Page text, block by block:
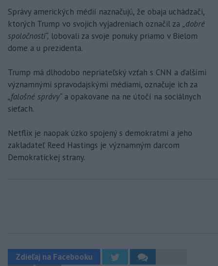
Správy amerických médií naznačujú, že obaja uchádzači,
ktorých Trump vo svojich vyjadreniach označil za „dobré
spoločnosti“, lobovali za svoje ponuky priamo v Bielom
dome a u prezidenta.
Trump má dlhodobo nepriateľský vzťah s CNN a ďalšími
významnými spravodajskými médiami, označuje ich za
„falošné správy“ a opakovane na ne útočí na sociálnych
sieťach.
Netflix je naopak úzko spojený s demokratmi a jeho
zakladateľ Reed Hastings je významným darcom
Demokratickej strany.
Zdieľaj na Facebooku